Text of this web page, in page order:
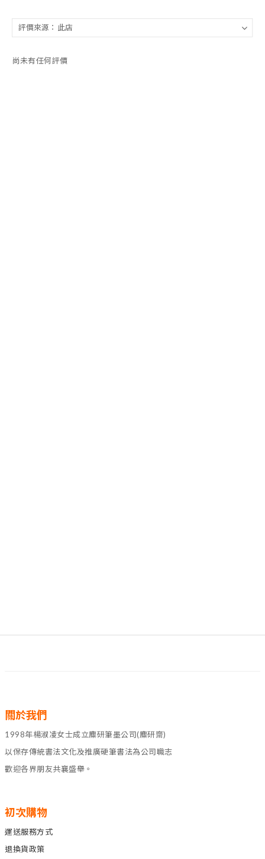
尚未有任何評價
關於我們
1998年楊淑凌女士成立麋研筆墨公司(麋研齋)
以保存傳統書法文化及推廣硬筆書法為公司職志
歡迎各界朋友共襄盛舉。
初次購物
運送服務方式
退換貨政策